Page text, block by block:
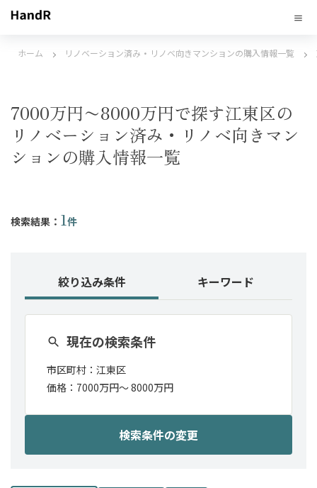
ホーム リノベーション済み・リノベ向きマンションの購入情報一覧
7000万円〜8000万円で探す江東区の
リノベーション済み・リノベ向きマン
ションの購入情報一覧
検索結果： 1件
絞り込み条件 キーワード
現在の検索条件
市区町村： 江東区
価格： 7000万円〜8000万円
検索条件の変更